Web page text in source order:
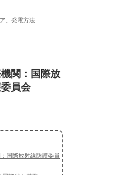
、発電方法
関：国際放
員会
国際放射線防護委員